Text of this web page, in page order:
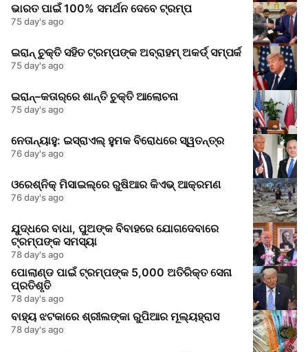
ଭାରତ ପାଇଁ 100% ସମର୍ଥନ ଦେବେ ଟ୍ରମ୍ପ
75 day's ago
ଇରାନ୍‌ ଚୁକ୍ତି ସହିତ ଟ୍ରମ୍ପଙ୍କ ଅବ୍ରାହମ୍‌ ଅକର୍ଡ୍‌ ସମ୍ପର୍କ
75 day's ago
ଇରାନ୍‌–କତାର୍‌ରେ ଶାନ୍ତି ଚୁକ୍ତି ଆଲୋଚନା
75 day's ago
ନେତାନ୍ୟାହୁ: ଇସ୍ରାଏଲ୍‌ ହୁମକ ବିରୋଧରେ ସ୍ୱତନ୍ତ୍ର
76 day's ago
ଓରେଶ୍ନିକ୍‌ ମିସାଇଲ୍‌ରେ ରୁଷିଆର କିଏଭ୍‌ ଆକ୍ରମଣ
76 day's ago
ଯୁଦ୍ଧରେ ବାଧା, ପୁଅଙ୍କ ବିବାହରେ ଯୋଗଦେବାରେ
ଟ୍ରମ୍ପଙ୍କ ସମସ୍ୟା
78 day's ago
ପୋଲାଣ୍ଡ ପାଇଁ ଟ୍ରମ୍ପଙ୍କ 5,000 ଅତିରିକ୍ତ ସେନା
ପ୍ରତିଶୃତି
78 day's ago
ବାହ୍ୟ ଝଟକାରେ ଶ୍ରୀଲଙ୍କା ରୁପିଆର ମୂଲ୍ୟହ୍ରାସ
78 day's ago